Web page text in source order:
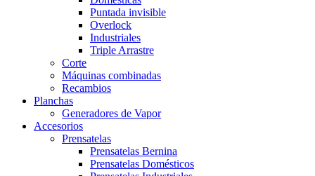
Puntada invisible
Overlock
Industriales
Triple Arrastre
Corte
Máquinas combinadas
Recambios
Planchas
Generadores de Vapor
Accesorios
Prensatelas
Prensatelas Bernina
Prensatelas Domésticos